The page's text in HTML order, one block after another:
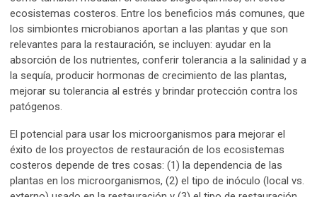
ecosistemas costeros. Entre los beneficios más comunes, que
los simbiontes microbianos aportan a las plantas y que son
relevantes para la restauración, se incluyen: ayudar en la
absorción de los nutrientes, conferir tolerancia a la salinidad y a
la sequía, producir hormonas de crecimiento de las plantas,
mejorar su tolerancia al estrés y brindar protección contra los
patógenos.
El potencial para usar los microorganismos para mejorar el
éxito de los proyectos de restauración de los ecosistemas
costeros depende de tres cosas: (1) la dependencia de las
plantas en los microorganismos, (2) el tipo de inóculo (local vs.